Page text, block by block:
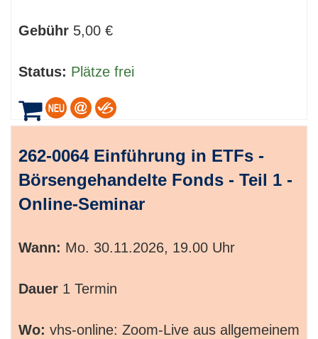
Gebühr 5,00 €
Status: Plätze frei
262-0064 Einführung in ETFs -
Börsengehandelte Fonds - Teil 1 -
Online-Seminar
Wann: Mo. 30.11.2026, 19.00 Uhr
Dauer 1 Termin
Wo: vhs-online: Zoom-Live aus allgemeinem